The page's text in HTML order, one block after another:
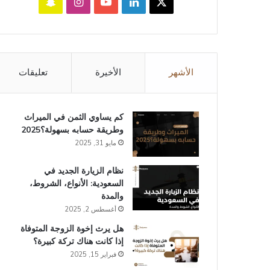
الأشهر الأخيرة تعليقات
كم يساوي الثمن في الميراث​
وطريقة حسابه بسهولة؟2025
مايو 31, 2025
نظام الزيارة الجديد في
السعودية: الأنواع، الشروط،
والمدة
أغسطس 2, 2025
هل يرث إخوة الزوجة المتوفاة
إذا كانت هناك تركة كبيرة؟
فبراير 15, 2025